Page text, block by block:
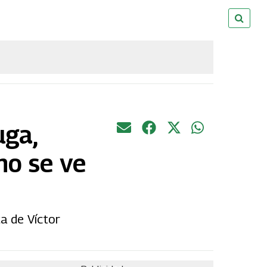
se ve
de Víctor